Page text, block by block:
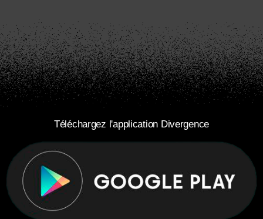
Téléchargez l'application Divergence